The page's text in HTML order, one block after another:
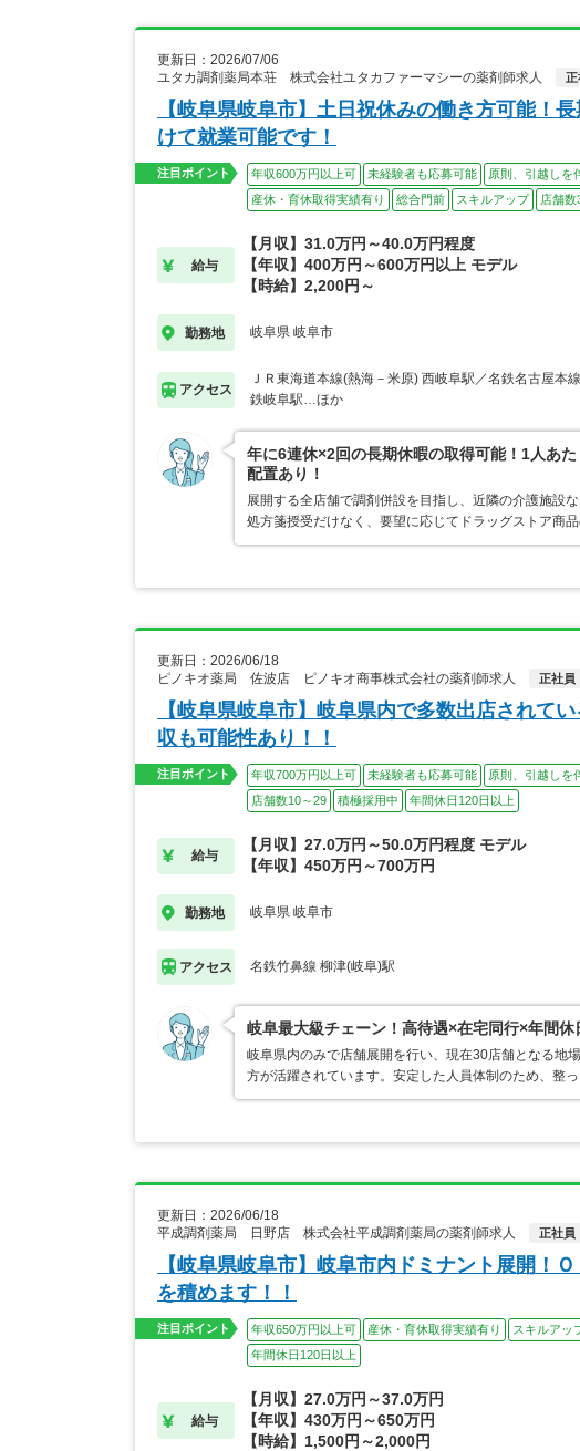
更新日：2026/07/06
ユタカ調剤薬局本荘 株式会社ユタカファーマシーの薬剤師求人
正
【岐阜県岐阜市】土日祝休みの働き方可能！
けて就業可能です！
注目ポイント 年収600万円以上可 未経験者も応募可能 原則、引越しを
産休・育休取得実績有り
総合門前 スキルアップ 店舗数
給与
【月収】31.0万円～40.0万円程度
【年収】400万円～600万円以上 モデル
【時給】2,200円～
勤務地 岐阜県 岐阜市
アクセス
ＪＲ東海道本線(熱海－米原) 西岐阜駅／名鉄名古屋本
鉄岐阜駅…ほか
年に6連休×2回の長期休暇の取得可能！1人あ
配置あり！
展開する全店舗で調剤併設を目指し、近隣の介護施設
処方箋授受だけなく、要望に応じてドラッグストア商
更新日：2026/06/18
ピノキオ薬局 佐波店 ピノキオ商事株式会社の薬剤師求人
正社員
【岐阜県岐阜市】岐阜県内で多数出店されて
収も可能性あり！！
注目ポイント 年収700万円以上可 未経験者も応募可能 原則、引越しを
店舗数10～29
積極採用中 年間休日120日以上
給与
【月収】27.0万円～50.0万円程度 モデル
【年収】450万円～700万円
勤務地 岐阜県 岐阜市
アクセス 名鉄竹鼻線 柳津(岐阜)駅
岐阜最大級チェーン！高待遇×在宅同行×年間
岐阜県内のみで店舗展開を行い、現在30店舗となる地
方が活躍されています。安定した人員体制のため、整
更新日：2026/06/18
平成調剤薬局 日野店 株式会社平成調剤薬局の薬剤師求人
正社員
【岐阜県岐阜市】岐阜市内ドミナント展開！
を積めます！！
注目ポイント 年収650万円以上可 産休・育休取得実績有り スキルアッ
年間休日120日以上
給与
【月収】27.0万円～37.0万円
【年収】430万円～650万円
【時給】1,500円～2,000円